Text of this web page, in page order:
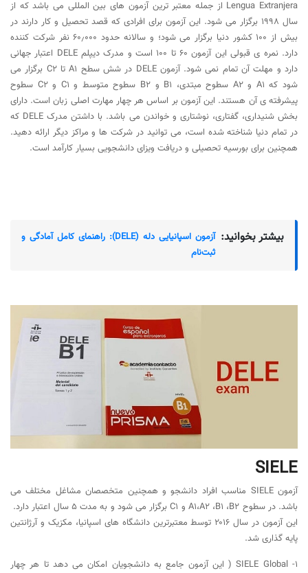
Lengua Extranjera از جمله معتبر ترین آزمون های بین المللی می باشد که از
سال ۱۹۹۸ برگزار می شود. این آزمون برای افرادی که قصد تحصیل و کار دارند در
بیش از ۱۰۰ کشور دنیا برگزار می شود؛ و سالانه حدود ۶۰٫۰۰۰ نفر شرکت کننده
دارد. نمره ی قبولی این آزمون ۶۰ تا ۱۰۰ است و مدرک دیپلم DELE اعتبار جهانی
دارد و مهلت آن تمام نمی شود. آزمون DELE در شش سطح A1 تا C2 برگزار می
شود که A1 و A2 سطوح مبتدی، B1 و B2 سطوح متوسط و C1 و ‌C2 سطوح
پیشرفته ی آن هستند. این آزمون بر اساس هر چهار مهارت اصلی زبان است. دارای
بخش شنیداری، گفتاری، نوشتاری و خواندن می باشد. با داشتن مدرک DELE که
در تمام دنیا شناخته شده است، می توانید در شرکت ها و مراکز دیگر ارائه دهید.
همچنین برای بورسیه تحصیلی و دریافت ویزای دانشجویی بسیار کارآمد است.
بیشتر بخوانید:
آزمون اسپانیایی دله (DELE): راهنمای کامل آمادگی و
ثبت‌نام
SIELE
آزمون SIELE مناسب افراد دانشجو و همچنین متخصصان مشاغل مختلف می
باشد. در سطوح A1،A2 ،B1 ،B2 و C1 برگزار می شود و به مدت ۵ سال اعتبار دارد.
این آزمون در سال ۲۰۱۶ توسط معتبرترین دانشگاه های اسپانیا، مکزیک و آرژانتین
پایه گذاری شد.
‏1- SIELE Global ( این آزمون جامع به دانشجویان امکان می دهد تا هر چهار